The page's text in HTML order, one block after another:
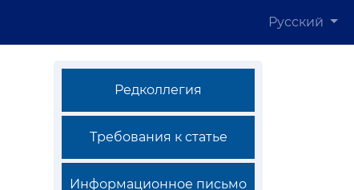
Русский
Редколлегия
Требования к статье
Информационное письмо